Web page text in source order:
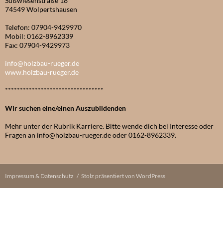
74549 Wolpertshausen
Telefon: 07904-9429970
Mobil: 0162-8962339
Fax: 07904-9429973
info@holzbau-rueger.de
www.holzbau-rueger.de
*********************************
Wir suchen eine/einen Auszubildenden
Mehr unter der Rubrik Karriere. Bitte wende dich bei Interesse oder
Fragen an info@holzbau-rueger.de oder 0162-8962339.
Impressum & Datenschutz Stolz präsentiert von WordPress